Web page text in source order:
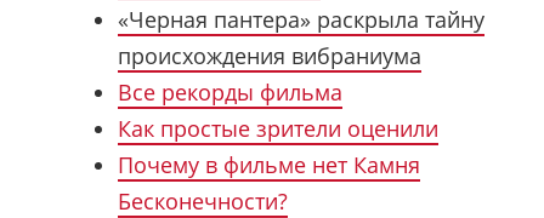
«Черная пантера» раскрыла тайну
происхождения вибраниума
Все рекорды фильма
Как простые зрители оценили
Почему в фильме нет Камня
Бесконечности?